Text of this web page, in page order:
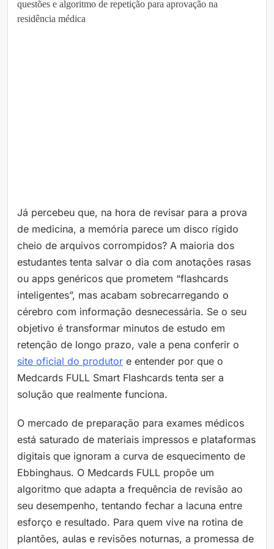
Já percebeu que, na hora de revisar para a prova
de medicina, a memória parece um disco rígido
cheio de arquivos corrompidos? A maioria dos
estudantes tenta salvar o dia com anotações rasas
ou apps genéricos que prometem “flashcards
inteligentes”, mas acabam sobrecarregando o
cérebro com informação desnecessária. Se o seu
objetivo é transformar minutos de estudo em
retenção de longo prazo, vale a pena conferir o
site oficial do produtor e entender por que o
Medcards FULL Smart Flashcards tenta ser a
solução que realmente funciona.
O mercado de preparação para exames médicos
está saturado de materiais impressos e plataformas
digitais que ignoram a curva de esquecimento de
Ebbinghaus. O Medcards FULL propõe um
algoritmo que adapta a frequência de revisão ao
seu desempenho, tentando fechar a lacuna entre
esforço e resultado. Para quem vive na rotina de
plantões, aulas e revisões noturnas, a promessa de